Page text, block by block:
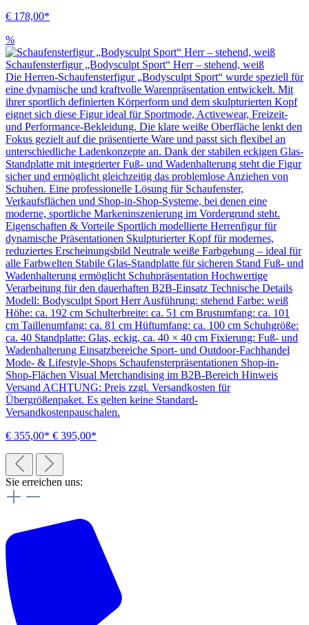
€ 178,00*
%
Schaufensterfigur „Bodysculpt Sport“ Herr – stehend, weiß
Die Herren-Schaufensterfigur „Bodysculpt Sport“ wurde speziell für
eine dynamische und kraftvolle Warenpräsentation entwickelt. Mit
ihrer sportlich definierten Körperform und dem skulpturierten Kopf
eignet sich diese Figur ideal für Sportmode, Activewear, Freizeit-
und Performance-Bekleidung. Die klare weiße Oberfläche lenkt den
Fokus gezielt auf die präsentierte Ware und passt sich flexibel an
unterschiedliche Ladenkonzepte an. Dank der stabilen eckigen Glas-
Standplatte mit integrierter Fuß- und Wadenhalterung steht die Figur
sicher und ermöglicht gleichzeitig das problemlose Anziehen von
Schuhen. Eine professionelle Lösung für Schaufenster,
Verkaufsflächen und Shop-in-Shop-Systeme, bei denen eine
moderne, sportliche Markeninszenierung im Vordergrund steht.
Eigenschaften & Vorteile Sportlich modellierte Herrenfigur für
dynamische Präsentationen Skulpturierter Kopf für modernes,
reduziertes Erscheinungsbild Neutrale weiße Farbgebung – ideal für
alle Farbwelten Stabile Glas-Standplatte für sicheren Stand Fuß- und
Wadenhalterung ermöglicht Schuhpräsentation Hochwertige
Verarbeitung für den dauerhaften B2B-Einsatz Technische Details
Modell: Bodysculpt Sport Herr Ausführung: stehend Farbe: weiß
Höhe: ca. 192 cm Schulterbreite: ca. 51 cm Brustumfang: ca. 101
cm Taillenumfang: ca. 81 cm Hüftumfang: ca. 100 cm Schuhgröße:
ca. 40 Standplatte: Glas, eckig, ca. 40 × 40 cm Fixierung: Fuß- und
Wadenhalterung Einsatzbereiche Sport- und Outdoor-Fachhandel
Mode- & Lifestyle-Shops Schaufensterpräsentationen Shop-in-
Shop-Flächen Visual Merchandising im B2B-Bereich Hinweis
Versand ACHTUNG: Preis zzgl. Versandkosten für
Übergrößenpaket. Es gelten keine Standard-
Versandkostenpauschalen.
€ 355,00* € 395,00*
Sie erreichen uns: